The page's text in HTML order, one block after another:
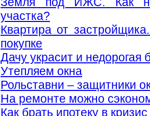
участка?
Квартира от
покупке
Дачу украсит и недорогая
Утепляем окна
Рольставни – защитники
На ремонте можно
Как брать ипотеку в кризис